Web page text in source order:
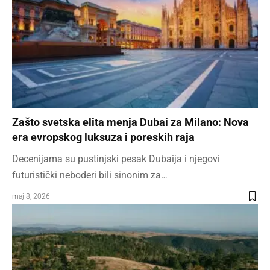
Zašto svetska elita menja Dubai za Milano: Nova
era evropskog luksuza i poreskih raja
Decenijama su pustinjski pesak Dubaija i njegovi
futuristički neboderi bili sinonim za…
maj 8, 2026